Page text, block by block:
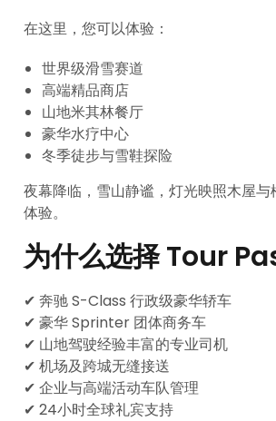
在这里，您可以体验：
世界级滑雪赛道
高端精品商店
山地米其林餐厅
豪华水疗中心
冬季徒步与雪鞋探险
夜幕降临，雪山静谧，灯光映照木屋
体验。
为什么选择 Tour
✔ 奔驰 S-Class 行政级豪华轿车
✔ 豪华 Sprinter 团体商务车
✔ 山地驾驶经验丰富的专业司机
✔ 机场及跨城无缝接送
✔ 企业与高端活动车队管理
✔ 24小时全球礼宾支持